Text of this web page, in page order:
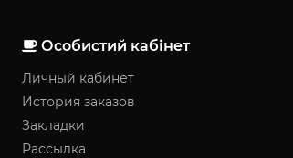
Особистий кабінет
Личный кабинет
История заказов
Закладки
Рассылка